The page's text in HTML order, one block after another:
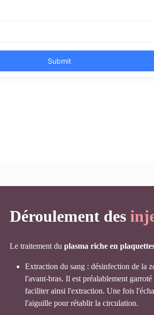
Déroulement des
Le traitement duplasma riche en
Extraction du sang : désinfection de la
l'avant-bras. Il est préalablement
faciliter ainsi l'extraction. Une fois
l'aiguille pour rétablir la circulation.